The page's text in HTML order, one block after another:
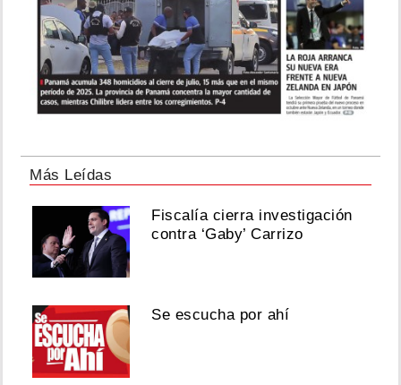
Más Leídas
Fiscalía cierra investigación
contra ‘Gaby’ Carrizo
Se escucha por ahí